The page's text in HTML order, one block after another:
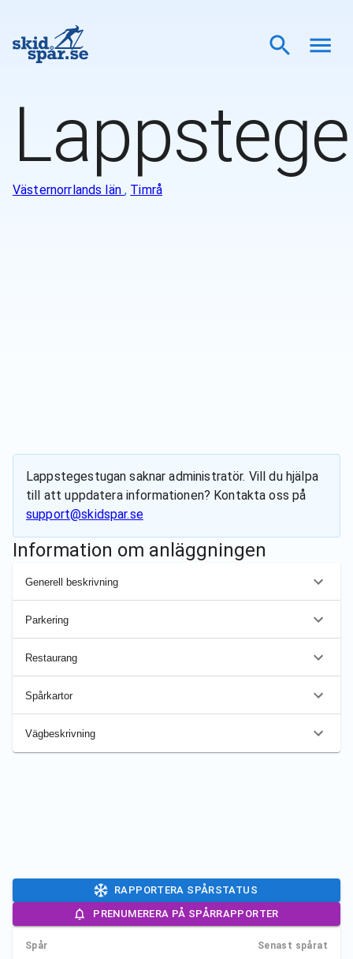
Västernorrlands län, Timrå
Lappstegestugan saknar administratör. Vill du hjälpa
till att uppdatera informationen? Kontakta oss på
support@skidspar.se
Information om anläggningen
Generell beskrivning
Parkering
Restaurang
Spårkartor
Vägbeskrivning
RAPPORTERA SPÅRSTATUS
PRENUMERERA PÅ SPÅRRAPPORTER
Spår Senast spårat